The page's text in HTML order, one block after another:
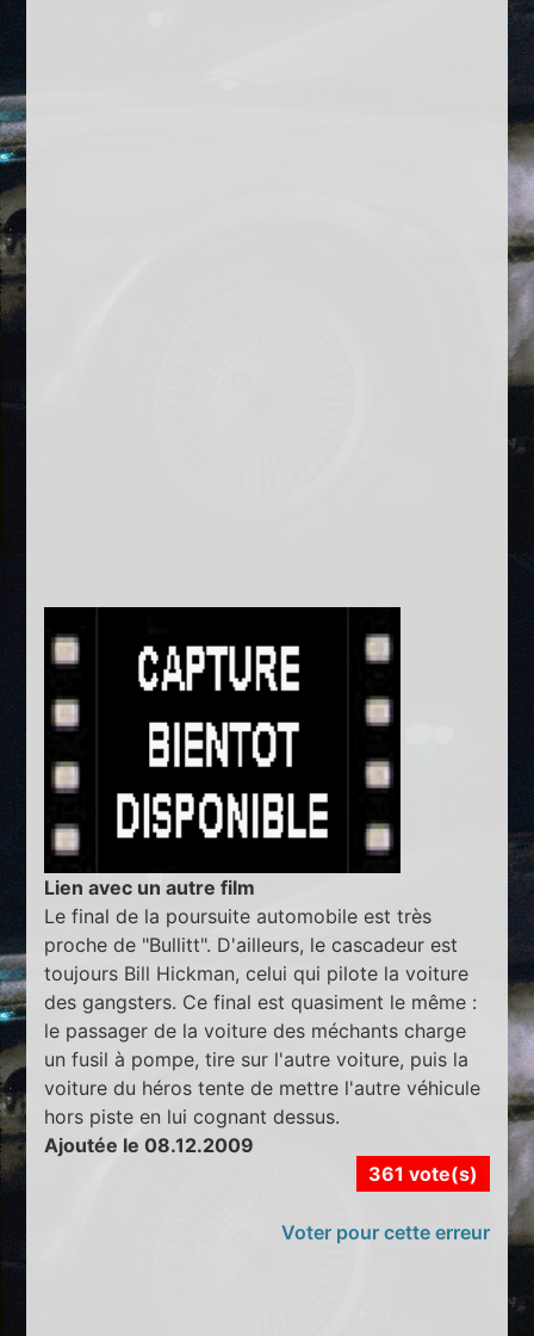
Lien avec un autre film
Le final de la poursuite automobile est très
proche de "Bullitt". D'ailleurs, le cascadeur est
toujours Bill Hickman, celui qui pilote la voiture
des gangsters. Ce final est quasiment le même :
le passager de la voiture des méchants charge
un fusil à pompe, tire sur l'autre voiture, puis la
voiture du héros tente de mettre l'autre véhicule
hors piste en lui cognant dessus.
Ajoutée le 08.12.2009
361 vote(s)
Voter pour cette erreur